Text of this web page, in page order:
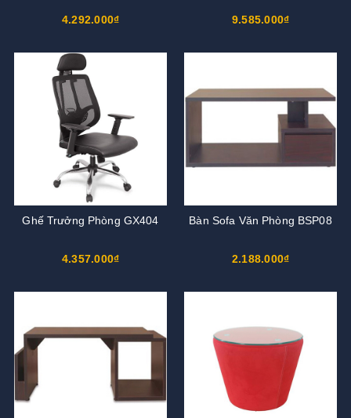
4.292.000₫ 9.585.000₫
Ghế Trưởng Phòng GX404
4.357.000₫
Bàn Sofa Văn Phòng BSP08
2.188.000₫